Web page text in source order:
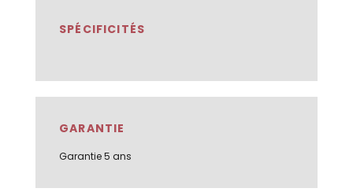
SPÉCIFICITÉS
GARANTIE
Garantie 5 ans